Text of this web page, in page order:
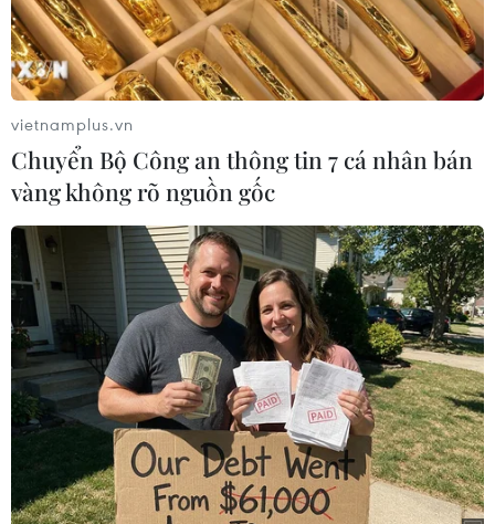
TIN LIÊN QUAN
vietnamplus.vn
Chuyển Bộ Công an thông tin 7 cá nhân bán
vàng không rõ nguồn gốc